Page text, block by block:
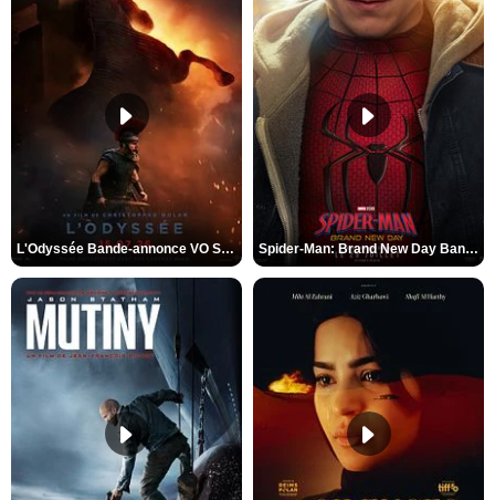
L'Odyssée Bande-annonce VO STFR Spider-Man: Brand New Day Bande-annonce VO STFR